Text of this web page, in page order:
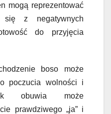
mogą reprezentować
się z negatywnych
do przyjęcia
boso może
poczucia wolności i
obuwia może
prawdziwego „ja” i